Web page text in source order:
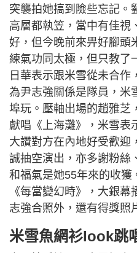
突襲拍她搞到險些忘記。
高層都執笠，當中有佳視
好，但今晚前來畀好腳頭
練氣功同太極，但只教了
日華表示跟米雪從未合作
為尹志強關係是隊員，米
埠玩。壓軸出場的趙雅芝
獻唱《上海灘》，米雪表
大讚對方在內地好受歡迎
誠抽空演出，亦多謝粉絲
和福氣是她55年來的收獲
《每當變幻時》，大銀
志強合照外，還有得獎照
米雪魚網衫look跳